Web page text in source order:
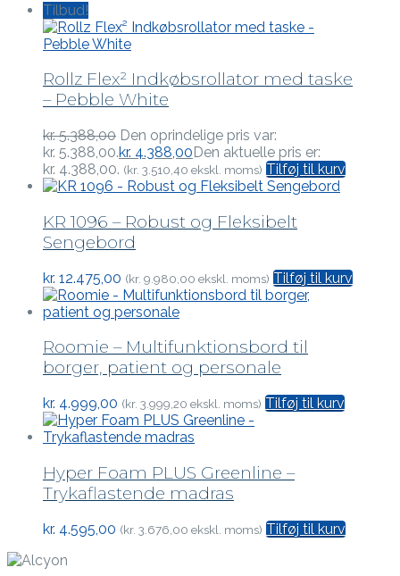
Tilbud!
Rollz Flex² Indkøbsrollator med taske
– Pebble White
kr.5.388,00 Den oprindelige pris var:
kr. 5.388,00.kr. 4.388,00 Den aktuelle pris er:
kr. 4.388,00. (kr. 3.510,40 ekskl. moms) Tilføj til kurv
KR 1096 – Robust og Fleksibelt
Sengebord
kr. 12.475,00 (kr. 9.980,00 ekskl. moms) Tilføj til kurv
Roomie – Multifunktionsbord til
borger, patient og personale
kr. 4.999,00 (kr. 3.999,20 ekskl. moms) Tilføj til kurv
Hyper Foam PLUS Greenline –
Trykaflastende madras
kr. 4.595,00 (kr. 3.676,00 ekskl. moms) Tilføj til kurv